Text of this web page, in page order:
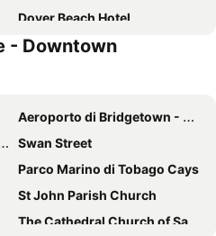
Dover Beach Hotel
Sandals Barbados All Inclusive - Couples Only
All Seasons Resort
Sunbay Hotel
Southern Palms Beach Club
Hôtel Le Roy
Island Inn All Inclusive Hotel
- Downtown
Aeroporto di Bridgetown - Grantley Adams
Swan Street
Parco Marino di Tobago Cays
St John Parish Church
The Cathedral Church of Saint Michaels and All Angels